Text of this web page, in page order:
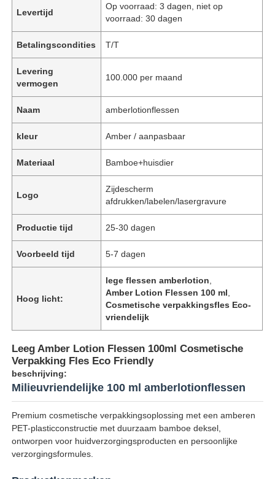
Levertijd
Op voorraad: 3 dagen, niet op
voorraad: 30 dagen
Betalingscondities T/T
Levering
vermogen
100.000 per maand
Naam amberlotionflessen
kleur Amber / aanpasbaar
Materiaal Bamboe+huisdier
Logo
Zijdescherm
afdrukken/labelen/lasergravure
Productie tijd 25-30 dagen
Voorbeeld tijd 5-7 dagen
Hoog licht:
lege flessen amberlotion
Amber Lotion Flessen 100 ml
Cosmetische verpakkingsfles Eco-
vriendelijk
Leeg Amber Lotion Flessen 100ml Cosmetische
Verpakking Fles Eco Friendly
beschrijving:
Milieuvriendelijke 100 ml amberlotionflessen
Premium cosmetische verpakkingsoplossing met een amberen
PET-plasticconstructie met duurzaam bamboe deksel,
ontworpen voor huidverzorgingsproducten en persoonlijke
verzorgingsformules.